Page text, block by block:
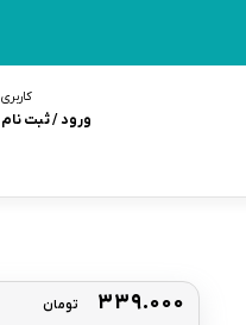
کاربری
ورود / ثبت نام
۳۳۹.۰۰۰ تومان